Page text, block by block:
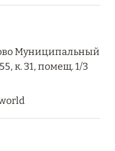
Муниципальный
к. 31, помещ. 1/3